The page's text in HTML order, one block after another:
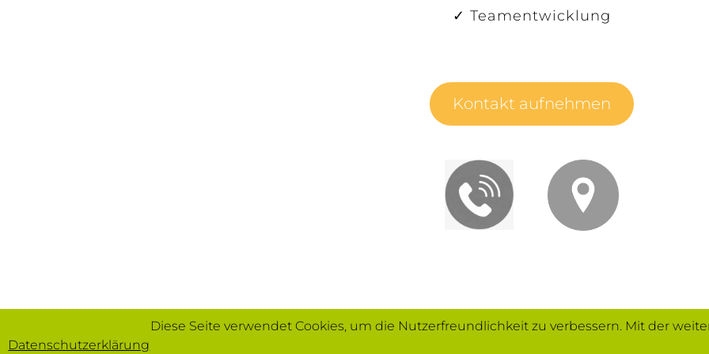
✓ Teamentwicklung
Kontakt aufnehmen
Diese Seite verwendet Cookies, um die Nutzerfreundlichkeit zu verbessern. Mit der
Datenschutzerklärung